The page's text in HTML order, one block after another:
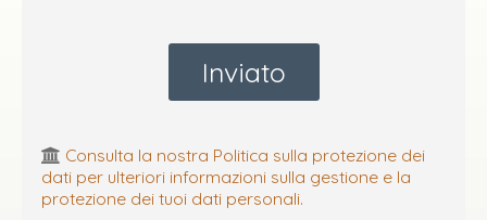
Consulta la nostra Politica sulla protezione dei
dati per ulteriori informazioni sulla gestione e la
protezione dei tuoi dati personali.